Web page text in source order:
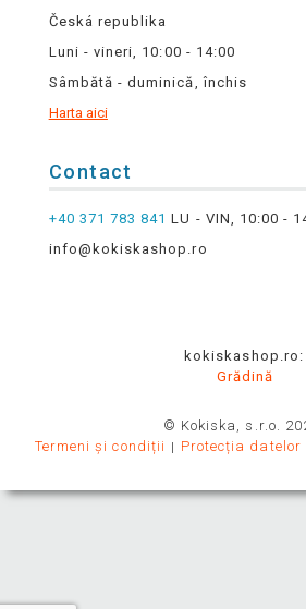
Česká republika
Luni - vineri, 10:00 - 14:00
Sâmbătă - duminică, închis
Harta aici
Contact
+40 371 783 841 LU - VIN, 10:00 -
info@kokiskashop.ro
kokiskashop.ro:
Grădină
© Kokiska, s.r.o.
Termeni și condiții
Protecția datelor